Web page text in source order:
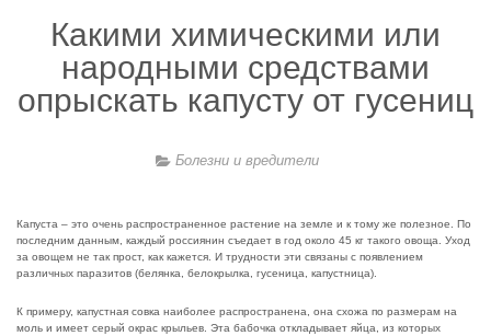
Какими химическими или
народными средствами
опрыскать капусту от гусениц
Болезни и вредители
Капуста – это очень распространенное растение на земле и к тому же полезное. По
последним данным, каждый россиянин съедает в год около 45 кг такого овоща. Уход
за овощем не так прост, как кажется. И трудности эти связаны с появлением
различных паразитов (белянка, белокрылка, гусеница, капустница).
К примеру, капустная совка наиболее распространена, она схожа по размерам на
моль и имеет серый окрас крыльев. Эта бабочка откладывает яйца, из которых